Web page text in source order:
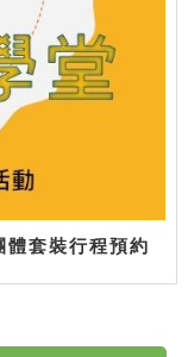
體套裝行程預約